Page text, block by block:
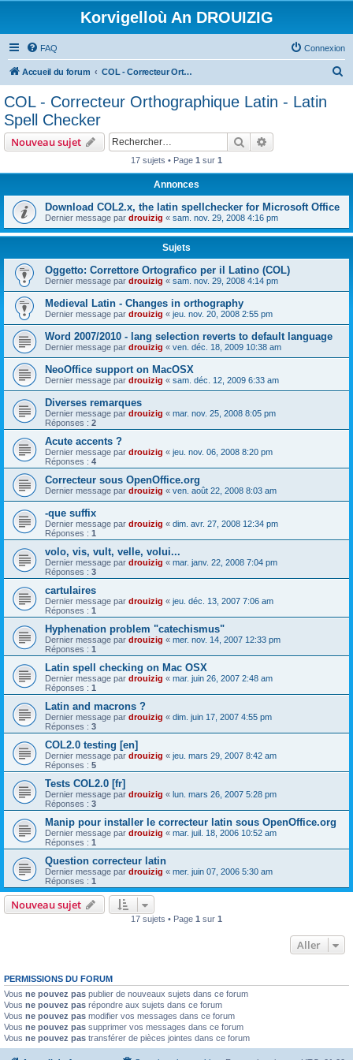
Korvigelloù An DROUIZIG
FAQ Connexion
Accueil du forum COL - Correcteur Orthographique Latin - Latin Spell Checker
COL - Correcteur Orthographique Latin - Latin
Spell Checker
Nouveau sujet Rechercher
17 sujets • Page 1 sur 1
Annonces
Download COL2.x, the latin spellchecker for Microsoft Office
Dernier message par drouizig « sam. nov. 29, 2008 4:16 pm
Sujets
Oggetto: Correttore Ortografico per il Latino (COL)
Dernier message par drouizig « sam. nov. 29, 2008 4:14 pm
Medieval Latin - Changes in orthography
Dernier message par drouizig « jeu. nov. 20, 2008 2:55 pm
Word 2007/2010 - lang selection reverts to default language
Dernier message par drouizig « ven. déc. 18, 2009 10:38 am
NeoOffice support on MacOSX
Dernier message par drouizig « sam. déc. 12, 2009 6:33 am
Diverses remarques
Dernier message par drouizig « mar. nov. 25, 2008 8:05 pm
Réponses : 2
Acute accents ?
Dernier message par drouizig « jeu. nov. 06, 2008 8:20 pm
Réponses : 4
Correcteur sous OpenOffice.org
Dernier message par drouizig « ven. août 22, 2008 8:03 am
-que suffix
Dernier message par drouizig « dim. avr. 27, 2008 12:34 pm
Réponses : 1
volo, vis, vult, velle, volui...
Dernier message par drouizig « mar. janv. 22, 2008 7:04 pm
Réponses : 3
cartulaires
Dernier message par drouizig « jeu. déc. 13, 2007 7:06 am
Réponses : 1
Hyphenation problem "catechismus"
Dernier message par drouizig « mer. nov. 14, 2007 12:33 pm
Réponses : 1
Latin spell checking on Mac OSX
Dernier message par drouizig « mar. juin 26, 2007 2:48 am
Réponses : 1
Latin and macrons ?
Dernier message par drouizig « dim. juin 17, 2007 4:55 pm
Réponses : 3
COL2.0 testing [en]
Dernier message par drouizig « jeu. mars 29, 2007 8:42 am
Réponses : 5
Tests COL2.0 [fr]
Dernier message par drouizig « lun. mars 26, 2007 5:28 pm
Réponses : 3
Manip pour installer le correcteur latin sous OpenOffice.org
Dernier message par drouizig « mar. juil. 18, 2006 10:52 am
Réponses : 1
Question correcteur latin
Dernier message par drouizig « mer. juin 07, 2006 5:30 am
Réponses : 1
Nouveau sujet
17 sujets • Page 1 sur 1
Aller
PERMISSIONS DU FORUM
Vous ne pouvez pas publier de nouveaux sujets dans ce forum
Vous ne pouvez pas répondre aux sujets dans ce forum
Vous ne pouvez pas modifier vos messages dans ce forum
Vous ne pouvez pas supprimer vos messages dans ce forum
Vous ne pouvez pas transférer de pièces jointes dans ce forum